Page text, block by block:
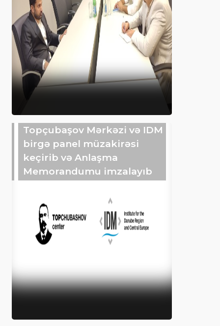
Topçubaşov Mərkəzi və IDM
birgə panel müzakirəsi
keçirib və Anlaşma
Memorandumu imzalayıb